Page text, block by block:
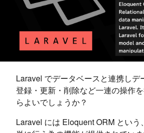
Laravel でデータベースと連携しデ
登録・更新・削除など一連の操作
らよいでしょうか？
Laravel には Eloquent ORM という